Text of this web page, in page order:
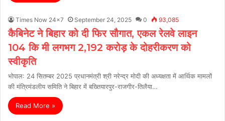
Times Now 24x7 September 24, 2025 0 93,085
कैबिनेट ने बिहार को दी फिर सौगात, एकल रेलवे लाइन
104 कि मी लगभग 2,192 करोड़ के दोहरीकरण को
स्‍वीकृति
भोपाल: 24 सितम्बर 2025 प्रधानमंत्री श्री नरेन्द्र मोदी की अध्यक्षता में आर्थिक मामलों
की मंत्रिमंडलीय समिति ने बिहार में बख्तियारपुर-राजगीर-तिलैया…
Read More »